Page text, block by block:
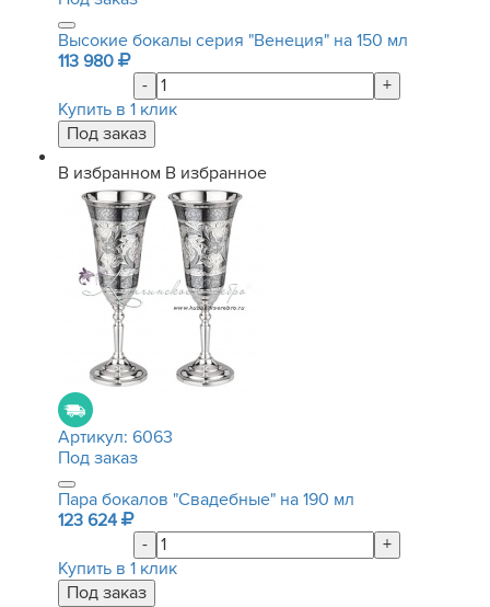
Высокие бокалы серия "Венеция" на 150 мл
113 980
-
+
Купить в 1 клик
В избранном В избранное
Артикул: 6063
Под заказ
Пара бокалов "Свадебные" на 190 мл
123 624
-
+
Купить в 1 клик